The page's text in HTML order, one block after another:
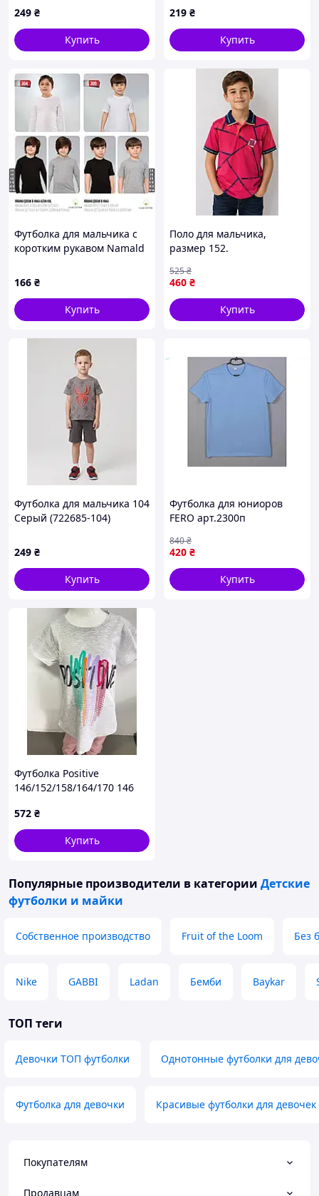
249 ₴
Купить
219 ₴
Купить
Футболка для мальчика с
коротким рукавом Namald
166 ₴
Купить
Поло для мальчика,
размер 152.
460 ₴
525₴
Купить
Футболка для мальчика 104
Серый (722685-104)
249 ₴
Купить
Футболка для юниоров
FERO арт.2300п
хлопка для комфортной
носки
420 ₴
840₴
Купить
Футболка Positive
146/152/158/164/170 146
572 ₴
Купить
Популярные производители в категории Детские
футболки и майки
Собственное производство Fruit of the Loom Без
Nike GABBI Ladan Бемби Baykar
ТОП теги
Девочки ТОП футболки Однотонные футболки для
Футболка для девочки Красивые футболки для девочек
Покупателям
Продавцам